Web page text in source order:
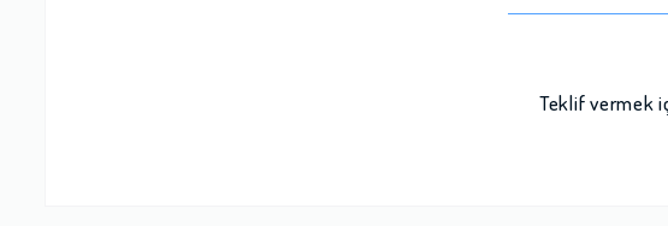
Teklif vermek